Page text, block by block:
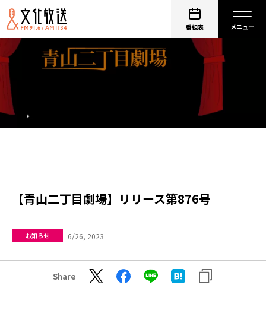
番組表
【青山二丁目劇場】リリース第876号
お知らせ 6/26, 2023
Share